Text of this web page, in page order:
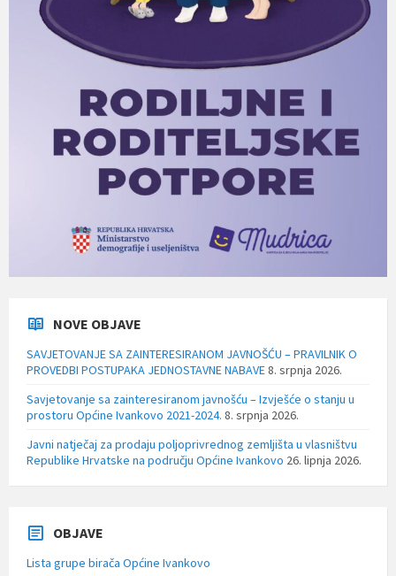
NOVE OBJAVE
SAVJETOVANJE SA ZAINTERESIRANOM JAVNOŠĆU – PRAVILNIK O
PROVEDBI POSTUPAKA JEDNOSTAVNE NABAVE8. srpnja 2026.
Savjetovanje sa zainteresiranom javnošću – Izvješće o stanju u
prostoru Općine Ivankovo 2021-2024. 8. srpnja 2026.
Javni natječaj za prodaju poljoprivrednog zemljišta u vlasništvu
Republike Hrvatske na području Općine Ivankovo 26. lipnja 2026.
OBJAVE
Lista grupe birača Općine Ivankovo